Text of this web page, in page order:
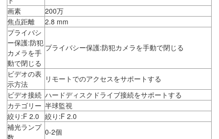
画素
200万
焦点距離
2.8 mm
プライバシ
ー保護:防犯
カメラを手
動で閉じる
プライバシー保護:防犯カメラを手動で閉じる
ビデオの表
示方法
リモートでのアクセスをサポートする
ビデオ接続 ハードディスクドライブ接続をサポートする
カテゴリー 半球監視
絞り:F 2.0
絞り:F 2.0
補光ランプ
数
0-2個